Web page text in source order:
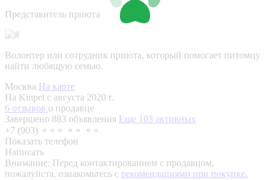
Представитель приюта
Волонтер или сотрудник приюта, который помогает питомцу
найти любящую семью.
Москва На карте
На Kinpet c августа 2020 г.
6 отзывов о продавце
Завершено 883 объявления Еще 103 активных
+7 (903) ⚬⚬⚬ ⚬⚬ ⚬⚬
Показать телефон
Написать
Внимание: Перед контактированием с продавцом,
пожалуйста, ознакомьтесь с рекомендациями при покупке.